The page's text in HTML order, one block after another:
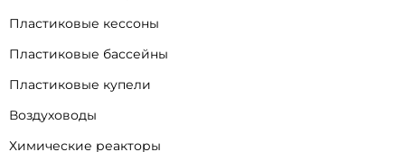
Пластиковые кессоны
Пластиковые бассейны
Пластиковые купели
Воздуховоды
Химические реакторы